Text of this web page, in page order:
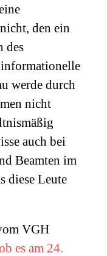
den ein
des
werde durch
nicht
auch bei
Beamten im
diese Leute
VGH
es am 24.